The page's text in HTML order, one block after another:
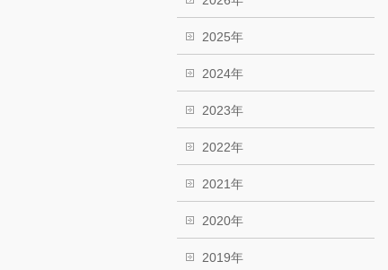
2025年
2024年
2023年
2022年
2021年
2020年
2019年